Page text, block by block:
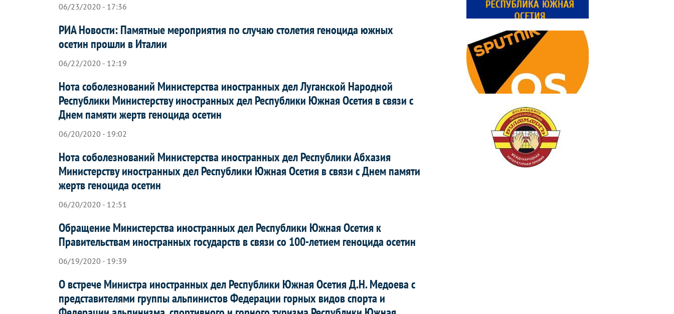
06/23/2020 - 17:36
РИА Новости: Памятные мероприятия по случаю столетия геноцида южных
осетин прошли в Италии
06/22/2020 - 12:19
Нота соболезнований Министерства иностранных дел Луганской Народной
Республики Министерству иностранных дел Республики Южная Осетия в связи с
Днем памяти жертв геноцида осетин
06/20/2020 - 19:02
Нота соболезнований Министерства иностранных дел Республики Абхазия
Министерству иностранных дел Республики Южная Осетия в связи с Днем памяти
жертв геноцида осетин
06/20/2020 - 12:51
Обращение Министерства иностранных дел Республики Южная Осетия к
Правительствам иностранных государств в связи со 100-летием геноцида осетин
06/19/2020 - 19:39
О встрече Министра иностранных дел Республики Южная Осетия Д.Н. Медоева с
представителями группы альпинистов Федерации горных видов спорта и